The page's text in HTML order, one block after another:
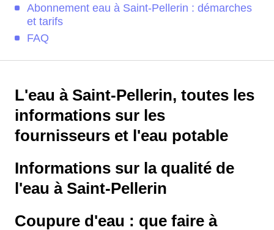
Abonnement eau à Saint-Pellerin : démarches
et tarifs
FAQ
L'eau à Saint-Pellerin, toutes les
informations sur les
fournisseurs et l'eau potable
Informations sur la qualité de
l'eau à Saint-Pellerin
Coupure d'eau : que faire à